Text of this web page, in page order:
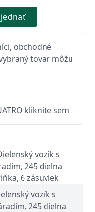
obchodné
tovar môžu
kliknite sem
vozík s
245 dielna